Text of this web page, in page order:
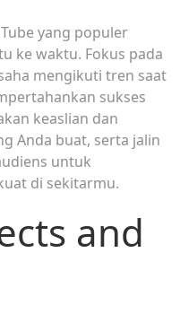
yang populer
ke waktu. Fokus pada
mengikuti tren saat
sukses
keaslian dan
Anda buat, serta jalin
untuk
di sekitarmu.
and